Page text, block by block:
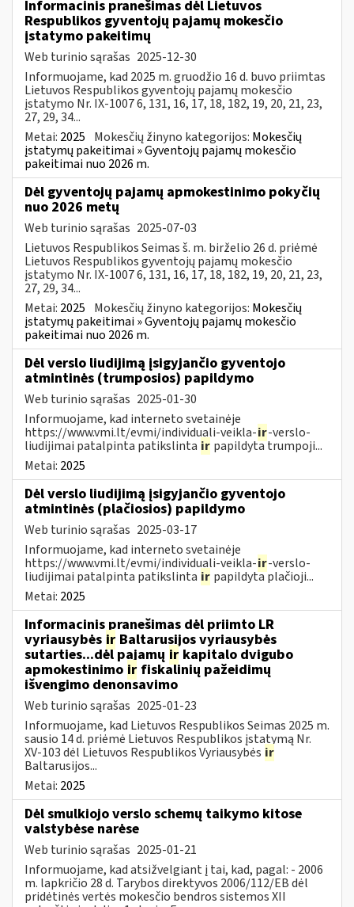
Informacinis pranešimas dėl Lietuvos
Respublikos gyventojų pajamų mokesčio
įstatymo pakeitimų
Web turinio sąrašas 2025-12-30
Informuojame, kad 2025 m. gruodžio 16 d. buvo priimtas
Lietuvos Respublikos gyventojų pajamų mokesčio
įstatymo Nr. IX-1007 6, 131, 16, 17, 18, 182, 19, 20, 21, 23,
27, 29, 34...
Metai: 2025 Mokesčių žinyno kategorijos: Mokesčių
įstatymų pakeitimai » Gyventojų pajamų mokesčio
pakeitimai nuo 2026 m.
Dėl gyventojų pajamų apmokestinimo pokyčių
nuo 2026 metų
Web turinio sąrašas 2025-07-03
Lietuvos Respublikos Seimas š. m. birželio 26 d. priėmė
Lietuvos Respublikos gyventojų pajamų mokesčio
įstatymo Nr. IX-1007 6, 131, 16, 17, 18, 182, 19, 20, 21, 23,
27, 29, 34...
Metai: 2025 Mokesčių žinyno kategorijos: Mokesčių
įstatymų pakeitimai » Gyventojų pajamų mokesčio
pakeitimai nuo 2026 m.
Dėl verslo liudijimą įsigyjančio gyventojo
atmintinės (trumposios) papildymo
Web turinio sąrašas 2025-01-30
Informuojame, kad interneto svetainėje
https://www.vmi.lt/evmi/individuali-veikla-ir-verslo-
liudijimai patalpinta patikslinta ir papildyta trumpoji...
Metai: 2025
Dėl verslo liudijimą įsigyjančio gyventojo
atmintinės (plačiosios) papildymo
Web turinio sąrašas 2025-03-17
Informuojame, kad interneto svetainėje
https://www.vmi.lt/evmi/individuali-veikla-ir-verslo-
liudijimai patalpinta patikslinta ir papildyta plačioji...
Metai: 2025
Informacinis pranešimas dėl priimto LR
vyriausybės ir Baltarusijos vyriausybės
sutarties...dėl pajamų ir kapitalo dvigubo
apmokestinimo ir fiskalinių pažeidimų
išvengimo denonsavimo
Web turinio sąrašas 2025-01-23
Informuojame, kad Lietuvos Respublikos Seimas 2025 m.
sausio 14 d. priėmė Lietuvos Respublikos įstatymą Nr.
XV-103 dėl Lietuvos Respublikos Vyriausybės ir
Baltarusijos...
Metai: 2025
Dėl smulkiojo verslo schemų taikymo kitose
valstybėse narėse
Web turinio sąrašas 2025-01-21
Informuojame, kad atsižvelgiant į tai, kad, pagal: - 2006
m. lapkričio 28 d. Tarybos direktyvos 2006/112/EB dėl
pridėtinės vertės mokesčio bendros sistemos XII